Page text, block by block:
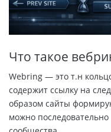
Что такое
Webring — это т.н
содержит ссылку на
образом сайты
можно